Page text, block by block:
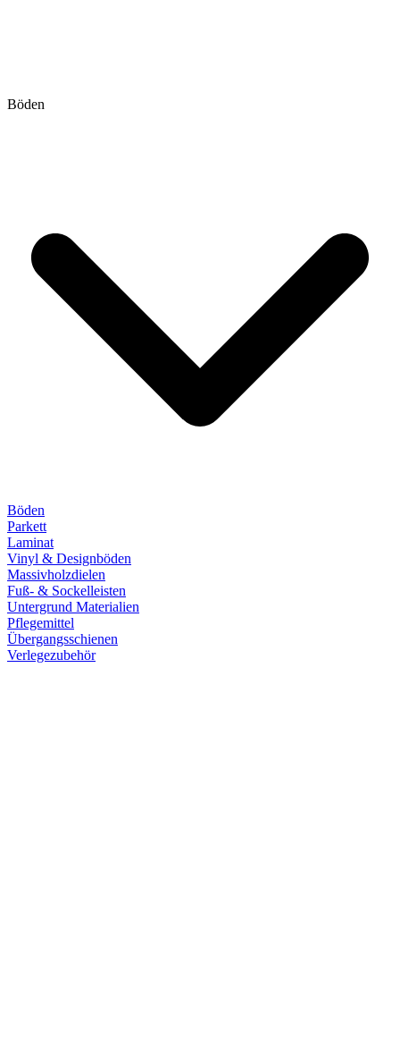
Böden
Böden
Parkett
Laminat
Vinyl & Designböden
Massivholzdielen
Fuß- & Sockelleisten
Untergrund Materialien
Pflegemittel
Übergangsschienen
Verlegezubehör